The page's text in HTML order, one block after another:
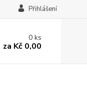
Přihlášení
0ks
za Kč 0,00